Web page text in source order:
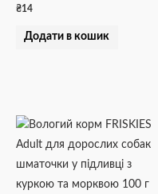
₴14
Додати в кошик